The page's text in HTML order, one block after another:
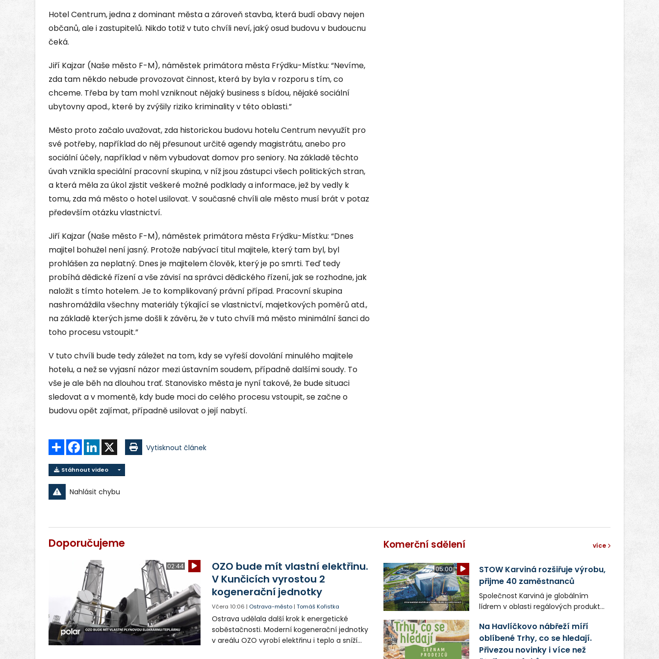
Hotel Centrum, jedna z dominant města a zároveň stavba, která budí obavy nejen
občanů, ale i zastupitelů. Nikdo totiž v tuto chvíli neví, jaký osud budovu v budoucnu
čeká.
Jiří Kajzar (Naše město F-M), náměstek primátora města Frýdku-Místku: “Nevíme,
zda tam někdo nebude provozovat činnost, která by byla v rozporu s tím, co
chceme. Třeba by tam mohl vzniknout nějaký business s bídou, nějaké sociální
ubytovny apod., které by zvýšily riziko kriminality v této oblasti.”
Město proto začalo uvažovat, zda historickou budovu hotelu Centrum nevyužít pro
své potřeby, například do něj přesunout určité agendy magistrátu, anebo pro
sociální účely, například v něm vybudovat domov pro seniory. Na základě těchto
úvah vznikla speciální pracovní skupina, v níž jsou zástupci všech politických stran,
a která měla za úkol zjistit veškeré možné podklady a informace, jež by vedly k
tomu, zda má město o hotel usilovat. V současné chvíli ale město musí brát v potaz
především otázku vlastnictví.
Jiří Kajzar (Naše město F-M), náměstek primátora města Frýdku-Místku: “Dnes
majitel bohužel není jasný. Protože nabývací titul majitele, který tam byl, byl
prohlášen za neplatný. Dnes je majitelem člověk, který je po smrti. Teď tedy
probíhá dědické řízení a vše závisí na správci dědického řízení, jak se rozhodne, jak
naložit s tímto hotelem. Je to komplikovaný právní případ. Pracovní skupina
nashromáždila všechny materiály týkající se vlastnictví, majetkových poměrů atd.,
na základě kterých jsme došli k závěru, že v tuto chvíli má město minimální šanci do
toho procesu vstoupit.”
V tuto chvíli bude tedy záležet na tom, kdy se vyřeší dovolání minulého majitele
hotelu, a než se vyjasní názor mezi ústavním soudem, případně dalšími soudy. To
vše je ale běh na dlouhou trať. Stanovisko města je nyní takové, že bude situaci
sledovat a v momentě, kdy bude moci do celého procesu vstoupit, se začne o
budovu opět zajímat, případně usilovat o její nabytí.
Sdílet FacebookLinkedIn Vytisknout článek
Stáhnout video
Nahlásit chybu
Doporučujeme
02:44
OZO bude mít vlastní elektřinu.
V Kunčicích vyrostou 2
kogenerační jednotky
Včera 10:06 | Ostrava-město |Tomáš Kořistka
Ostrava udělala další krok k energetické
soběstačnosti. Moderní kogenerační jednotky
v areálu OZO vyrobí elektřinu i teplo a sníží
Komerční sdělení více
05:00
STOW Karviná rozšiřuje výrobu,
přijme 40 zaměstnanců
Společnost Karviná je globálním
lídrem v oblasti regálových produktů
zaměstnavatelem na Karvinsku a
firmou s obrovským potenciálem.
Na Havlíčkovo nábřeží míří
oblíbené Trhy, co se hledají.
Přivezou novinky i více než